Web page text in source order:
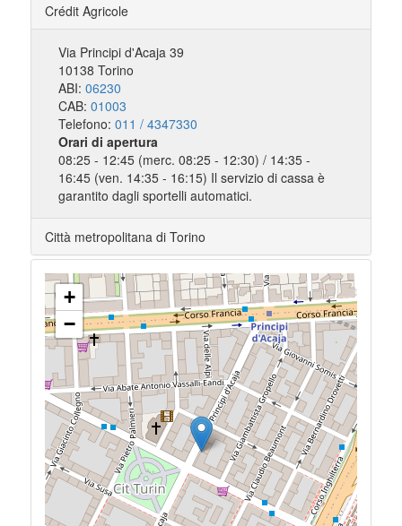
Crédit Agricole
Via Principi d'Acaja 39
10138 Torino
ABI: 06230
CAB: 01003
Telefono: 011 / 4347330
Orari di apertura
08:25 - 12:45 (merc. 08:25 - 12:30) / 14:35 -
16:45 (ven. 14:35 - 16:15) Il servizio di cassa è
garantito dagli sportelli automatici.
Città metropolitana di Torino
+
−